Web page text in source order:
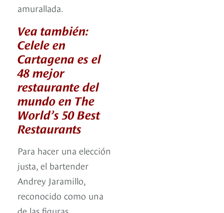
amurallada.
Vea también:
Celele en
Cartagena es el
48 mejor
restaurante del
mundo en The
World’s 50 Best
Restaurants
Para hacer una elección
justa, el bartender
Andrey Jaramillo,
reconocido como una
de las figuras